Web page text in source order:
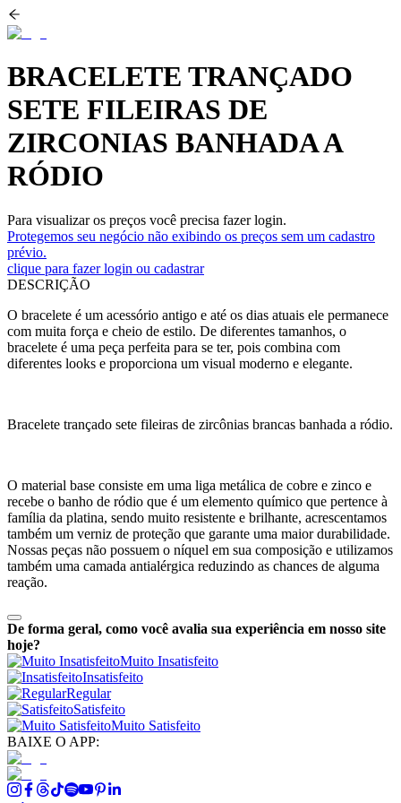
BRACELETE TRANÇADO
SETE FILEIRAS DE
ZIRCONIAS BANHADA A
RÓDIO
Para visualizar os preços você precisa fazer login.
Protegemos seu negócio não exibindo os preços sem um cadastro
prévio.
clique para fazer login ou cadastrar
DESCRIÇÃO
O bracelete é um acessório antigo e até os dias atuais ele permanece
com muita força e cheio de estilo. De diferentes tamanhos, o
bracelete é uma peça perfeita para se ter, pois combina com
diferentes looks e proporciona um visual moderno e elegante.
Bracelete trançado sete fileiras de zircônias brancas banhada a ródio.
O material base consiste em uma liga metálica de cobre e zinco e
recebe o banho de ródio que é um elemento químico que pertence à
família da platina, sendo muito resistente e brilhante, acrescentamos
também um verniz de proteção que garante uma maior durabilidade.
Nossas peças não possuem o níquel em sua composição e utilizamos
também uma camada antialérgica reduzindo as chances de alguma
reação.
De forma geral, como você avalia sua experiência em nosso site
hoje?
Muito Insatisfeito
Insatisfeito
Regular
Satisfeito
Muito Satisfeito
BAIXE O APP: